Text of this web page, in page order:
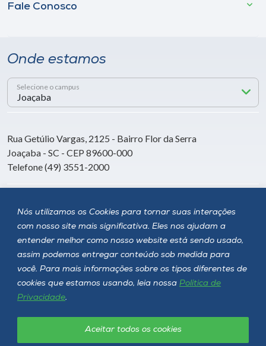
Nós utilizamos os Cookies para tornar suas interações
com nosso site mais significativa. Eles nos ajudam a
entender melhor como nosso website está sendo usado,
assim podemos entregar conteúdo sob medida para
você. Para mais informações sobre os tipos diferentes de
cookies que estamos usando, leia nossa Política de
Privacidade.
Aceitar todos os cookies
Fale Conosco
Onde estamos
Selecione o campus
Rua Getúlio Vargas, 2125 - Bairro Flor da Serra
Joaçaba - SC - CEP 89600-000
Telefone (49) 3551-2000
Siga a Unoesc
Política de privacidade LGPD